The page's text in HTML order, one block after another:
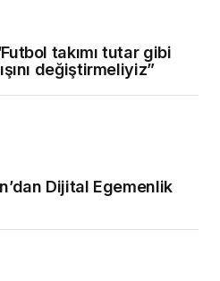
takımı tutar gibi
değiştirmeliyiz”
Dijital Egemenlik